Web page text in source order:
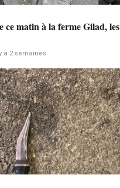
ce matin à la ferme Gilad, les
a 2 semaines